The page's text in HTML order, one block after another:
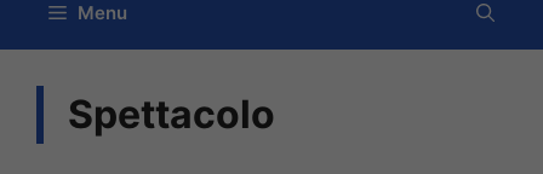
Menu
Spettacolo